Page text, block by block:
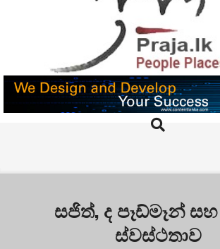
PRAJA.LK
Search
සජිත්, ද පෑඩ්මෑන්
ස්වස්ථතාව